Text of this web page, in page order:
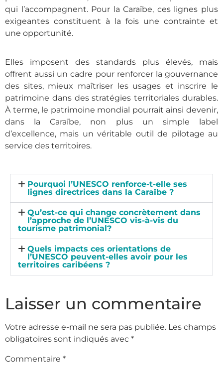
qui l’accompagnent. Pour la Caraïbe, ces lignes plus
exigeantes constituent à la fois une contrainte et
une opportunité.
Elles imposent des standards plus élevés, mais
offrent aussi un cadre pour renforcer la gouvernance
des sites, mieux maîtriser les usages et inscrire le
patrimoine dans des stratégies territoriales durables.
À terme, le patrimoine mondial pourrait ainsi devenir,
dans la Caraïbe, non plus un simple label
d’excellence, mais un véritable outil de pilotage au
service des territoires.
Pourquoi l’UNESCO renforce-t-elle ses
lignes directrices dans la Caraïbe ?
Qu’est-ce qui change concrètement dans
l’approche de l’UNESCO vis-à-vis du
tourisme patrimonial?
Quels impacts ces orientations de
l’UNESCO peuvent-elles avoir pour les
territoires caribéens ?
Laisser un commentaire
Votre adresse e-mail ne sera pas publiée. Les champs
obligatoires sont indiqués avec *
Commentaire *